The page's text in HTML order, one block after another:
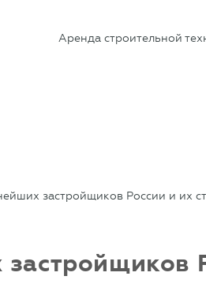
Аренда строительной
застройщиков России и их